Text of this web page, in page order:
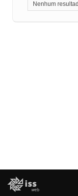
Nenhum